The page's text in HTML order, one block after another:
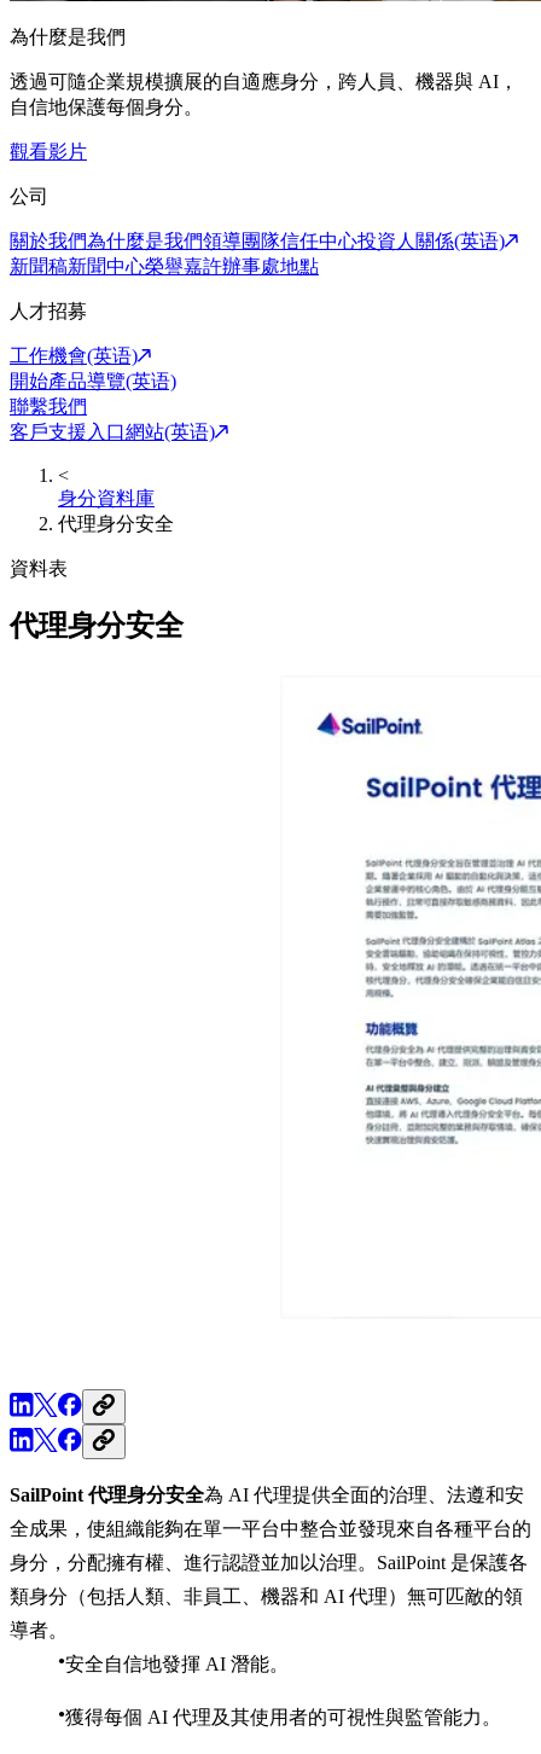
為什麼是我們
透過可隨企業規模擴展的自適應身分，跨人員、機器與 AI，
自信地保護每個身分。
觀看影片
公司
關於我們為什麼是我們領導團隊信任中心投資人關係(英语)
新聞稿新聞中心榮譽嘉許辦事處地點
人才招募
工作機會(英语)
開始產品導覽(英语)
聯繫我們
客戶支援入口網站(英语)
<
身分資料庫
代理身分安全
資料表
代理身分安全
SailPoint 代理身分安全為 AI 代理提供全面的治理、法遵和安
全成果，使組織能夠在單一平台中整合並發現來自各種平台的
身分，分配擁有權、進行認證並加以治理。SailPoint 是保護各
類身分（包括人類、非員工、機器和 AI 代理）無可匹敵的領
導者。
安全自信地發揮 AI 潛能。
獲得每個 AI 代理及其使用者的可視性與監管能力。